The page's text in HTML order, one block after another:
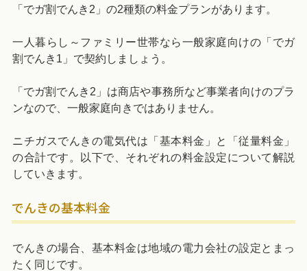
「でガ割でんき2」の2種類の料金プランがあります。
一人暮らし～ファミリー世帯なら一般家庭向けの「でガ
割でんき1」で契約しましょう。
「でガ割でんき2」は商店や事務所など事業者向けのプラ
ンなので、一般家庭向きではありません。
ニチガスでんきの電気代は「基本料金」と「従量料金」
の合計です。以下で、それぞれの料金設定について解説
していきます。
でんきの基本料金
でんきの場合、基本料金は地域の電力会社の設定とまっ
たく同じです。